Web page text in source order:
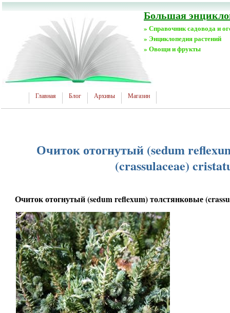
Большая
» Справочник садовода и
» Энциклопедия растений
» Овощи и фрукты
Главная Блог Архивы Магазин
Очиток отогнутый (sedum
(crassulaceae)
Очиток отогнутый (sedum reflexum) толстянковые